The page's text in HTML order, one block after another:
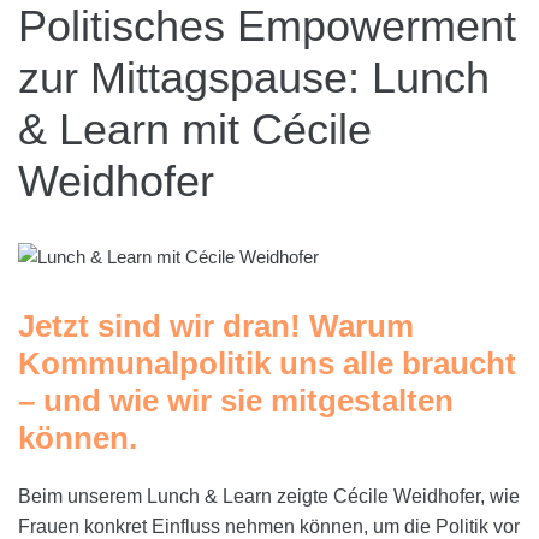
Politisches Empowerment
zur Mittagspause: Lunch
& Learn mit Cécile
Weidhofer
Jetzt sind wir dran! Warum
Kommunalpolitik uns alle braucht
– und wie wir sie mitgestalten
können.
Beim unserem Lunch & Learn zeigte Cécile Weidhofer, wie
Frauen konkret Einfluss nehmen können, um die Politik vor